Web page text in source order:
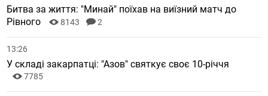
Битва за життя: "Минай" поїхав на виїзний матч до
Рівного
8143 2
13:26
У складі закарпатці: "Азов" святкує своє 10-річчя
7785